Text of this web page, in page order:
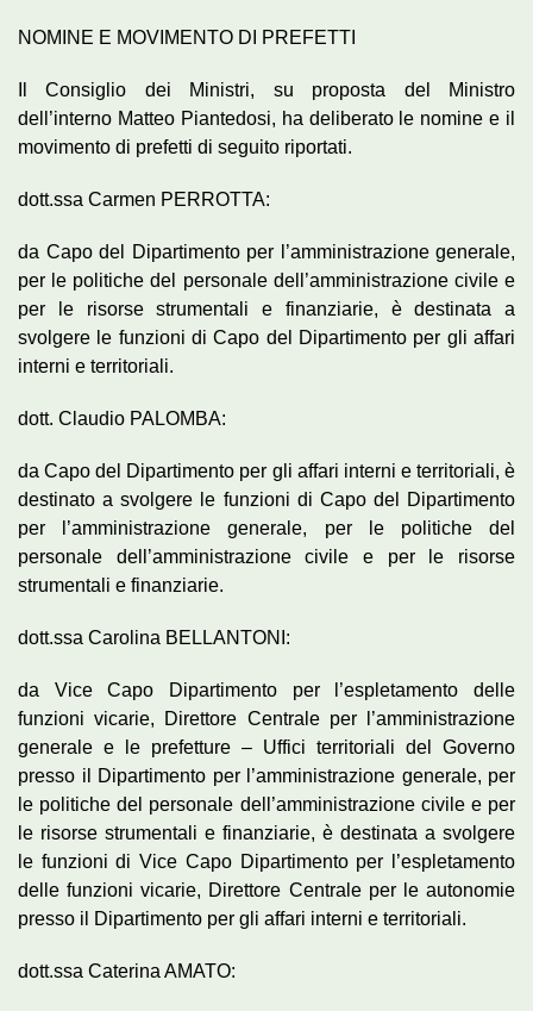
NOMINE E MOVIMENTO DI PREFETTI
Il Consiglio dei Ministri, su proposta del Ministro
dell’interno Matteo Piantedosi, ha deliberato le nomine e il
movimento di prefetti di seguito riportati.
dott.ssa Carmen PERROTTA:
da Capo del Dipartimento per l’amministrazione generale,
per le politiche del personale dell’amministrazione civile e
per le risorse strumentali e finanziarie, è destinata a
svolgere le funzioni di Capo del Dipartimento per gli affari
interni e territoriali.
dott. Claudio PALOMBA:
da Capo del Dipartimento per gli affari interni e territoriali, è
destinato a svolgere le funzioni di Capo del Dipartimento
per l’amministrazione generale, per le politiche del
personale dell’amministrazione civile e per le risorse
strumentali e finanziarie.
dott.ssa Carolina BELLANTONI:
da Vice Capo Dipartimento per l’espletamento delle
funzioni vicarie, Direttore Centrale per l’amministrazione
generale e le prefetture – Uffici territoriali del Governo
presso il Dipartimento per l’amministrazione generale, per
le politiche del personale dell’amministrazione civile e per
le risorse strumentali e finanziarie, è destinata a svolgere
le funzioni di Vice Capо Dipartimento per l’espletamento
delle funzioni vicarie, Direttore Centrale per le autonomie
presso il Dipartimento per gli affari interni e territoriali.
dott.ssa Caterina AMATO: